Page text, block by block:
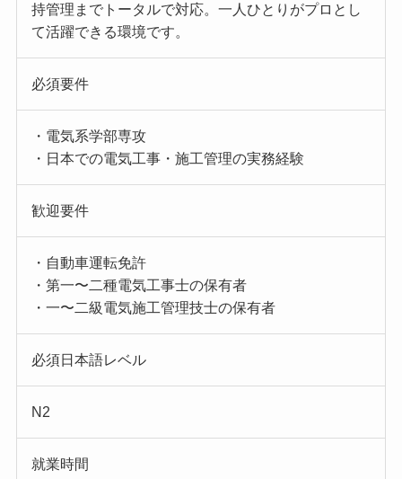
持管理までトータルで対応。一人ひとりがプロとし
て活躍できる環境です。
必須要件
・電気系学部専攻
・日本での電気工事・施工管理の実務経験
歓迎要件
・自動車運転免許
・第一〜二種電気工事士の保有者
・一〜二級電気施工管理技士の保有者
必須日本語レベル
N2
就業時間